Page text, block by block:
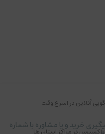
آنلاین در اسرع وقت
اکسپرس در مراکز استان ها
خرید و یا مشاوره با شماره